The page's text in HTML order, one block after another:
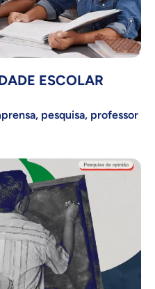
ESCOLAR
, pesquisa, professor